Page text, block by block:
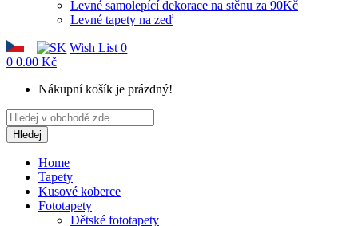
Levné samolepící dekorace na stěnu za 90Kč
Levné tapety na zeď
Wish List 0
0 0.00 Kč
Nákupní košík je prázdný!
Hledej
Home
Tapety
Kusové koberce
Fototapety
Dětské fototapety